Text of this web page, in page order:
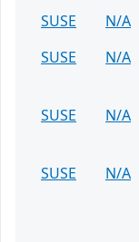
SUSE
N/A
SUSE
N/A
SUSE
N/A
SUSE
N/A